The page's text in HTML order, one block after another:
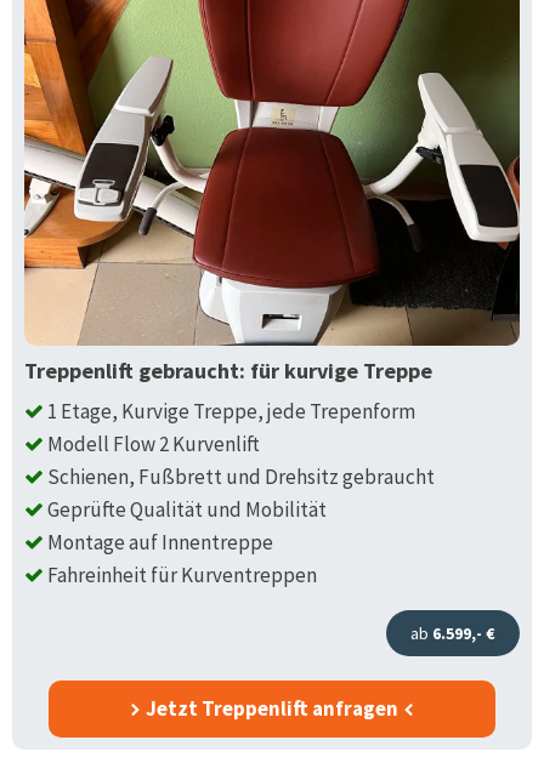
Treppenlift gebraucht: für kurvige Treppe
1 Etage, Kurvige Treppe, jede Trepenform
Modell Flow 2 Kurvenlift
Schienen, Fußbrett und Drehsitz gebraucht
Geprüfte Qualität und Mobilität
Montage auf Innentreppe
Fahreinheit für Kurventreppen
ab 6.599,- €
Jetzt Treppenlift anfragen